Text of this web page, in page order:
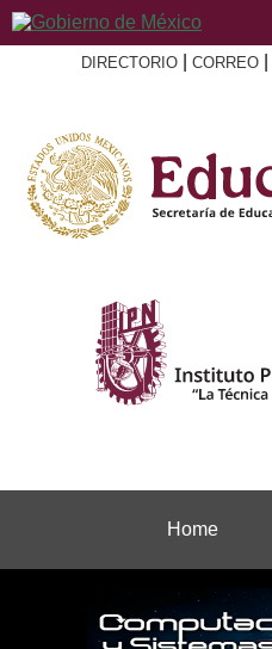
DIRECTORIO CORREO
Home